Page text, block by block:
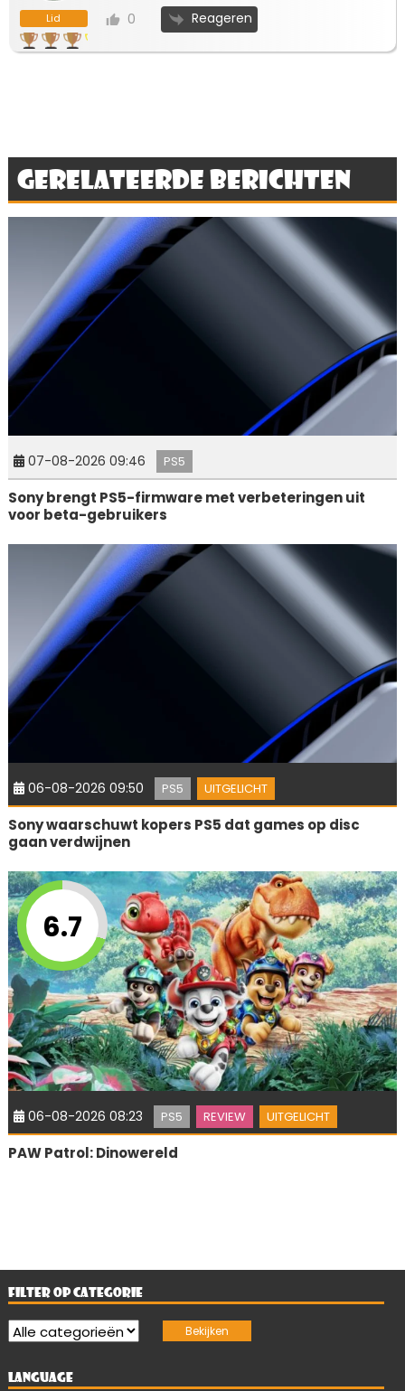
Lid 0 Reageren
Gerelateerde berichten
07-08-2026 09:46 PS5
Sony brengt PS5-firmware met verbeteringen uit
voor beta-gebruikers
06-08-2026 09:50 PS5 UITGELICHT
Sony waarschuwt kopers PS5 dat games op disc
gaan verdwijnen
6.7
06-08-2026 08:23 PS5 REVIEW UITGELICHT
PAW Patrol: Dinowereld
FILTER OP CATEGORIE
LANGUAGE